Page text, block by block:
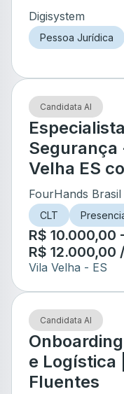
Digisystem
Pessoa Jurídica
Candidata AI
Segurança
Velha ES
FourHands Brasil
CLT
R$ 10.000,00
R$ 12.000,00
Vila Velha - ES
Candidata AI
e Logística
Fluentes